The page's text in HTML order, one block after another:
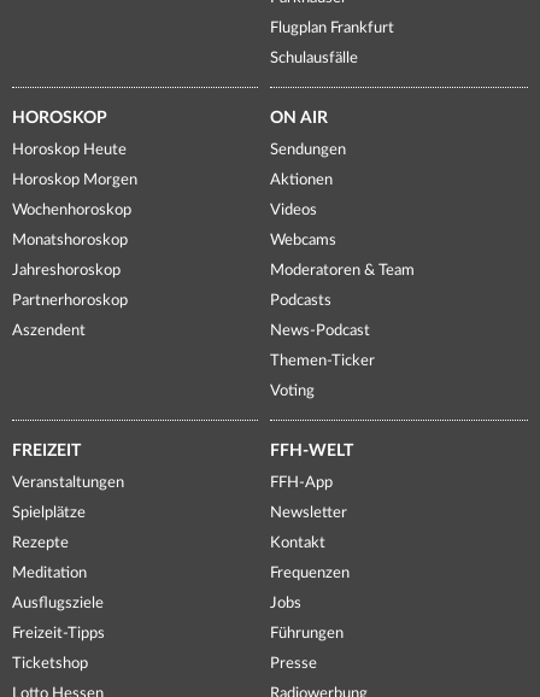
Flugplan Frankfurt
Schulausfälle
HOROSKOP
Horoskop Heute
Horoskop Morgen
Wochenhoroskop
Monatshoroskop
Jahreshoroskop
Partnerhoroskop
Aszendent
ON AIR
Sendungen
Aktionen
Videos
Webcams
Moderatoren & Team
Podcasts
News-Podcast
Themen-Ticker
Voting
FREIZEIT
Veranstaltungen
Spielplätze
Rezepte
Meditation
Ausflugsziele
Freizeit-Tipps
Ticketshop
Lotto Hessen
FFH-WELT
FFH-App
Newsletter
Kontakt
Frequenzen
Jobs
Führungen
Presse
Radiowerbung